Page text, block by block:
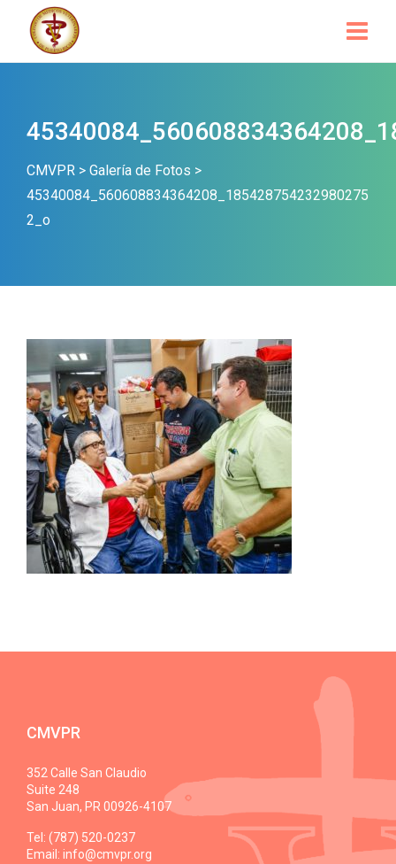
CMVPR > Galería de Fotos >
45340084_560608834364208_185428754232980275
2_o
CMVPR
352 Calle San Claudio
Suite 248
San Juan, PR 00926-4107
Tel: (787) 520-0237
Email: info@cmvpr.org